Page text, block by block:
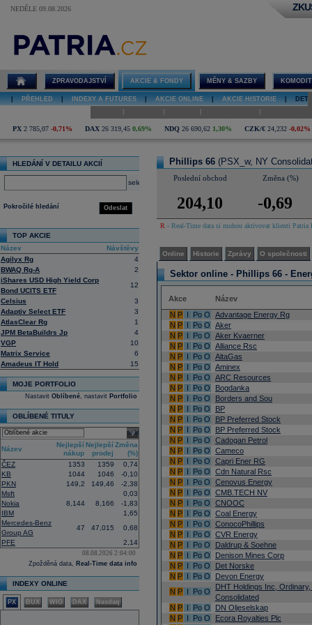
NEDĚLE 09.08.2026
Phillips 66
ZPRAVODAJSTVÍ AKCIE & FONDY MĚNY & SAZBY
PŘEHLED INDEXY A FUTURES AKCIE ONLINE AKCIE HISTORIE
PX 2 785,07 -0,71% DAX 26 319,45 0,69% NDQ 26 690,62 1,30% CZK/€ 24,232 -0,02%
HLEDÁNÍ V DETAILU AKCIÍ
select
Odeslat
Pokročilé hledání
TOP AKCIE
Název
Návštěvy
Agilyx Rg
4
BWAQ Rg-A
2
iShares USD High Yield Corp
Bond UCITS ETF
12
Celsius
3
Adaptiv Select ETF
3
AtlasClear Rg
1
JPM BetaBuildrs Jp
4
VGP
10
Matrix Service
6
Amadeus IT Hold
15
MOJE PORTFOLIO
Nastavit Oblíbené, nastavit Portfolio
OBLÍBENÉ TITULY
select
Název
Nejlepší
nákup
Nejlepší
prodej
Změna
(%)
ČEZ
1353 1359
0,74
KB
1044 1046
-0,10
PKN
149,2 149,46
-2,38
Msft
0,03
Nokia
8,144 8,166
-1,83
IBM
1,65
Mercedes-Benz
Group AG
47 47,015
0,68
PFE
2,14
08.08.2026 2:04:00
Zpožděná data, Real-Time data info
INDEXY ONLINE
PX BUX WIG DAX Nasdaq
Phillips 66 (PSX_w, NY
Poslední obchod Změna (%)
204,10 -0,69
R - Real-Time data si mohou aktivovat klienti
Online Historie Zprávy O společnosti
Sektor online - Phillips 66 -
Akce
Název
N P I Po O
Advantage Energy Rg
N P I Po O
Aker
N P I Po O
Aker Kvaerner
N P I Po O
Alliance Rsc
N P I Po O
AltaGas
N P I Po O
Aminex
N P I Po O
ARC Resources
N P I Po O
Bogdanka
N P I Po O
Borders and Sou
N P I Po O
BP
N P I Po O
BP Preferred Stock
N P I Po O
BP Preferred Stock
N P I Po O
Cadogan Petrol
N P I Po O
Cameco
N P I Po O
Capri Ener RG
N P I Po O
Cdn Natural Rsc
N P I Po O
Cenovus Energy
N P I Po O
CMB.TECH NV
N P I Po O
CNOOC
N P I Po O
Coal Energy
N P I Po O
ConocoPhillips
N P I Po O
CVR Energy
N P I Po O
Daldrup & Soehne
N P I Po O
Denison Mines Corp
N P I Po O
Det Norske
N P I Po O
Devon Energy
N P I Po O
DHT Holdings Inc,
Consolidated
N P I Po O
DN Oljeselskap
N P I Po O
Ecora Royalties Plc